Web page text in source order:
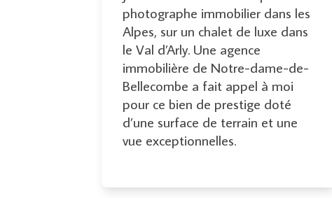
photographe immobilier dans les
Alpes, sur un chalet de luxe dans
le Val d’Arly. Une agence
immobilière de Notre-dame-de-
Bellecombe a fait appel à moi
pour ce bien de prestige doté
d’une surface de terrain et une
vue exceptionnelles.